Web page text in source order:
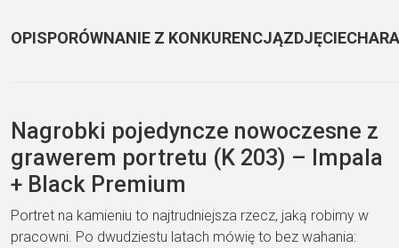
OPISPORÓWNANIE Z KONKURENCJĄZDJĘCIE
Nagrobki pojedyncze nowoczesne z
grawerem portretu (K 203) – Impala
+ Black Premium
Portret na kamieniu to najtrudniejsza rzecz, jaką robimy w
pracowni. Po dwudziestu latach mówię to bez wahania: